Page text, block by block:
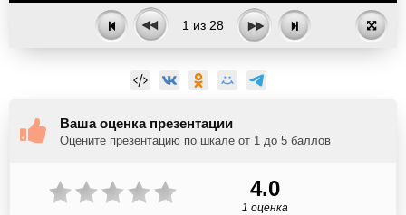
1 из 28
Ваша оценка презентации
Оцените презентацию по шкале от 1 до 5 баллов
4.0
1 оценка